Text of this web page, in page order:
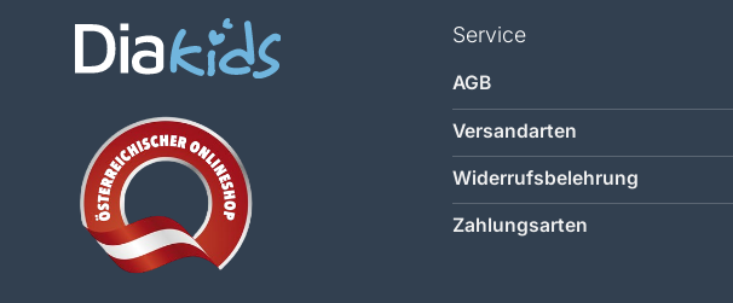
Service
AGB
Versandarten
Widerrufsbelehrung
Zahlungsarten